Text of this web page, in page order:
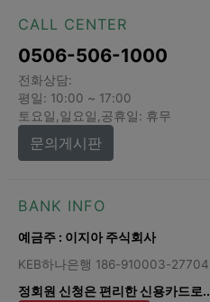
CALL CENTER
0506-506-1000
전화상담:
평일: 10:00 ~ 17:00
토요일,일요일,공휴일: 휴무
문의게시판
BANK INFO
예금주 : 이지아 주식회사
KEB하나은행 186-910003-27704
정회원 신청은 편리한 신용카드로..